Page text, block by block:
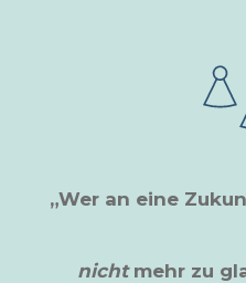
„Wer an eine
nichtmehr zu